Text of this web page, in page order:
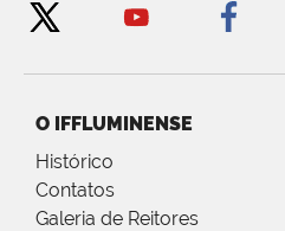
O IFFLUMINENSE
Histórico
Contatos
Galeria de Reitores